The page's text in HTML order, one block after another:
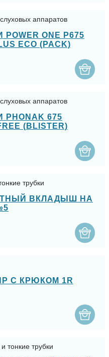
аппаратов
ONE P675
ECO (PACK)
аппаратов
675
(BLISTER)
трубки
ВКЛАДЫШ НА
С КРЮКОМ 1R
тонкие трубки